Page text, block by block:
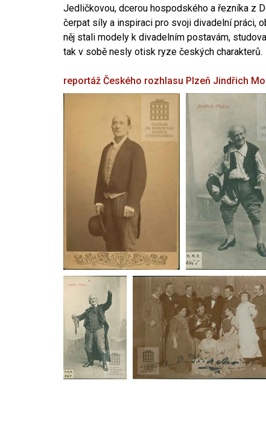
Jedličkovou, dcerou hospodského a řezníka z
čerpat síly a inspiraci pro svoji divadelní práci,
něj stali modely k divadelním postavám,
tak v sobě nesly otisk ryze českých charakterů.
reportáž Českého rozhlasu Plzeň Jindřich